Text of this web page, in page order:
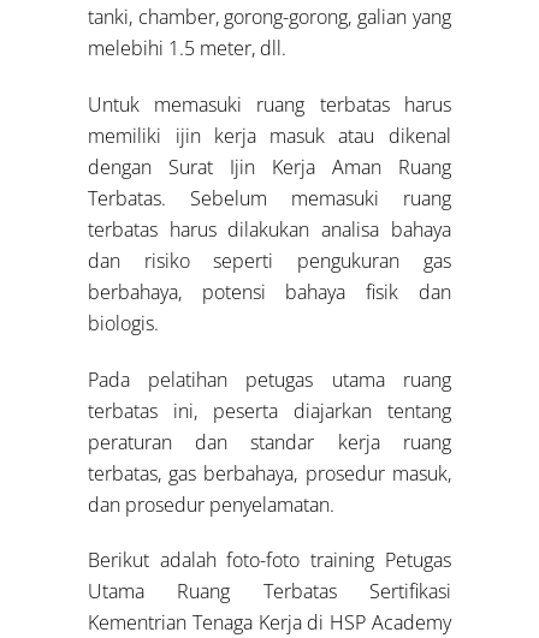
tanki, chamber, gorong-gorong, galian yang
melebihi 1.5 meter, dll.
Untuk memasuki ruang terbatas harus
memiliki ijin kerja masuk atau dikenal
dengan Surat Ijin Kerja Aman Ruang
Terbatas. Sebelum memasuki ruang
terbatas harus dilakukan analisa bahaya
dan risiko seperti pengukuran gas
berbahaya, potensi bahaya fisik dan
biologis.
Pada pelatihan petugas utama ruang
terbatas ini, peserta diajarkan tentang
peraturan dan standar kerja ruang
terbatas, gas berbahaya, prosedur masuk,
dan prosedur penyelamatan.
Berikut adalah foto-foto training Petugas
Utama Ruang Terbatas Sertifikasi
Kementrian Tenaga Kerja di HSP Academy